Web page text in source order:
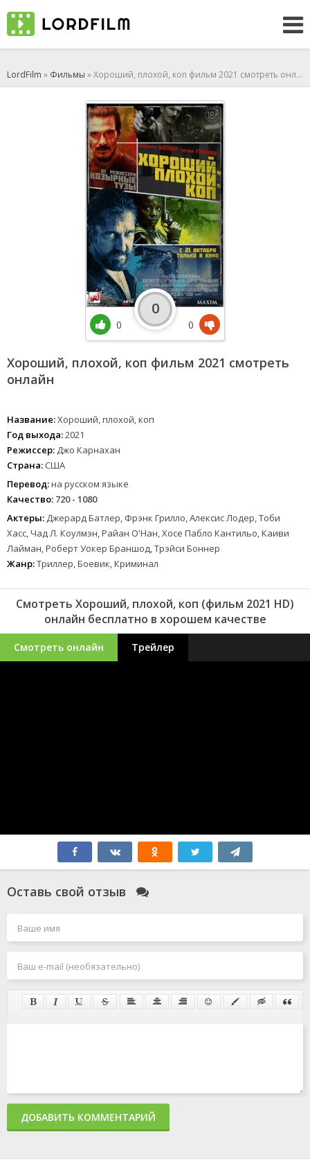
LordFilm » Фильмы » Хороший, плохой, коп фильм 2021 смотреть онлайн
Хороший, плохой, коп фильм 2021 смотреть
онлайн
Название:Хороший, плохой, коп
Год выхода:2021
Режиссер: Джо Карнахан
Страна: США
Перевод:на русском языке
Качество: 720 - 1080
Актеры: Джерард Батлер, Фрэнк Грилло, Алексис Лодер, Тоби
Хасс, Чад Л. Коулмэн, Райан О'Нан, Хосе Пабло Кантильо, Каиви
Лайман, Роберт Уокер Браншод, Трэйси Боннер
Жанр:Триллер, Боевик, Криминал
0
0
0
Смотреть Хороший, плохой, коп (фильм 2021 HD)
онлайн бесплатно в хорошем качестве
Смотреть онлайн Трейлер
Оставь свой отзыв
ДОБАВИТЬ КОММЕНТАРИЙ